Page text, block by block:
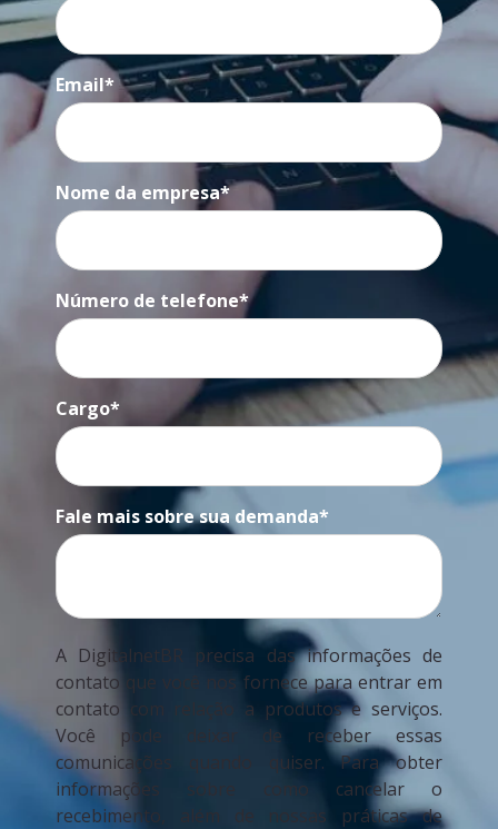
Email*
Nome da empresa*
Número de telefone*
Cargo*
Fale mais sobre sua demanda*
A DigitalnetBR precisa das informações de
contato que você nos fornece para entrar em
contato com relação a produtos e serviços.
Você pode deixar de receber essas
comunicações quando quiser. Para obter
informações sobre como cancelar o
recebimento, além de nossas práticas de